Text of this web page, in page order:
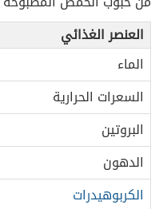
العنصر الغذائي
الماء
السعرات الحرارية
البروتين
الدهون
الكربوهيدرات